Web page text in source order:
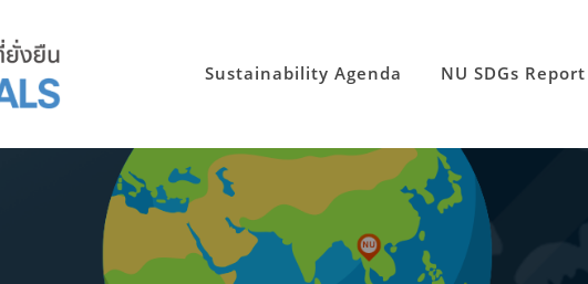
Sustainability Agenda NU SDGs Report